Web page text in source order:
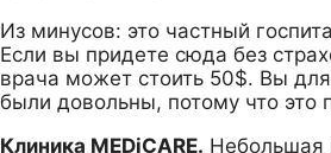
Из минусов: это частный
Если вы придете сюда без
врача может стоить 50$. Вы
были довольны, потому что это
Клиника MEDiCARE. Небольшая